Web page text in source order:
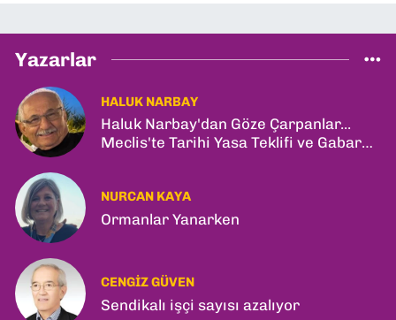
Yazarlar
HALUK NARBAY
Haluk Narbay'dan Göze Çarpanlar...
Meclis'te Tarihi Yasa Teklifi ve Gabar
NURCAN KAYA
Ormanlar Yanarken
CENGIZ GÜVEN
Sendikalı işçi sayısı azalıyor